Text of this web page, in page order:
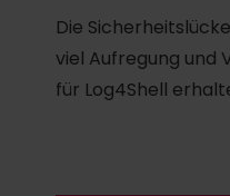
Die
viel Aufregung und
für Log4Shell